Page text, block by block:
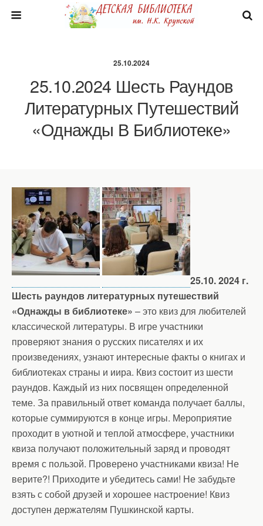
25.10.2024
25.10.2024 Шесть Раундов
Литературных Путешествий
«Однажды В Библиотеке»
25.10. 2024 г.
Шесть раундов литературных путешествий
«Однажды в библиотеке» – это квиз для любителей
классической литературы. В игре участники
проверяют знания о русских писателях и их
произведениях, узнают интересные факты о книгах и
библиотеках страны и иира. Квиз состоит из шести
раундов. Каждый из них посвящен определенной
теме. За правильный ответ команда получает баллы,
которые суммируются в конце игры. Мероприятие
проходит в уютной и теплой атмосфере, участники
квиза получают положительный заряд и проводят
время с пользой. Проверено участниками квиза! Не
верите?! Приходите и убедитесь сами! Не забудьте
взять с собой друзей и хорошее настроение! Квиз
доступен держателям Пушкинской карты.